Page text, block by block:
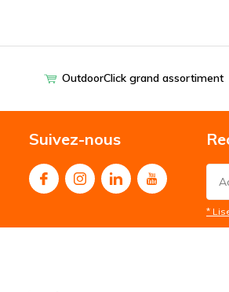
OutdoorClick grand assortiment
Suivez-nous
*